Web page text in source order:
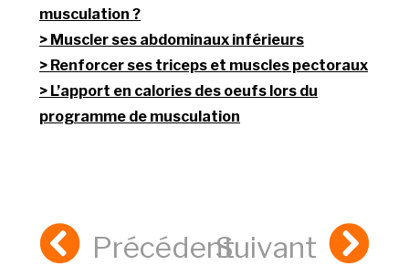
musculation ?
Muscler ses abdominaux inférieurs
Renforcer ses triceps et muscles pectoraux
L’apport en calories des oeufs lors du
programme de musculation
PrécédentSuivant